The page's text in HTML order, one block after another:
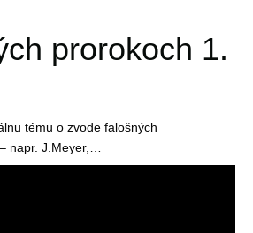
prorokoch 1.
tému o zvode falošných
napr. J.Meyer,…